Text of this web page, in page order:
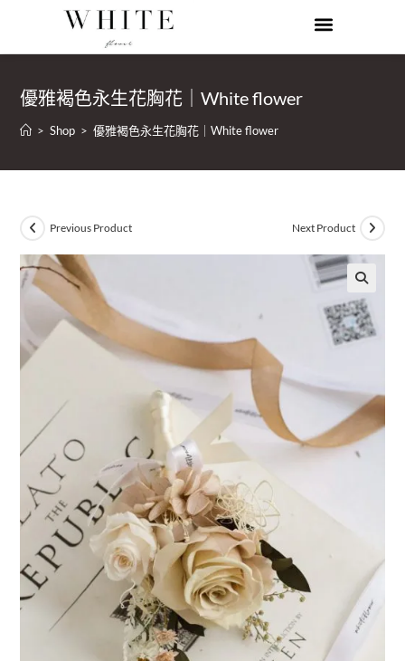
優雅褐色永生花胸花｜White flower
> Shop > 優雅褐色永生花胸花｜White flower
Previous Product Next Product
🔍